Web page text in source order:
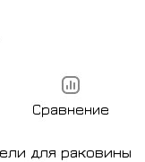
Сравнение
для раковины